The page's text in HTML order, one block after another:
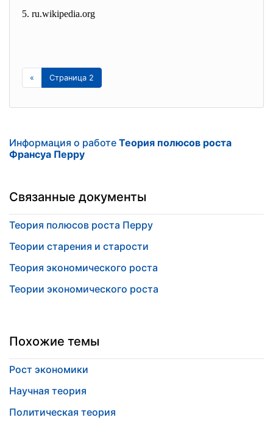
5. ru.wikipedia.org
« Страница 2
Информация о работе Теория полюсов роста
Франсуа Перру
Связанные документы
Теория полюсов роста Перру
Теории старения и старости
Теория экономического роста
Теории экономического роста
Похожие темы
Рост экономики
Научная теория
Политическая теория